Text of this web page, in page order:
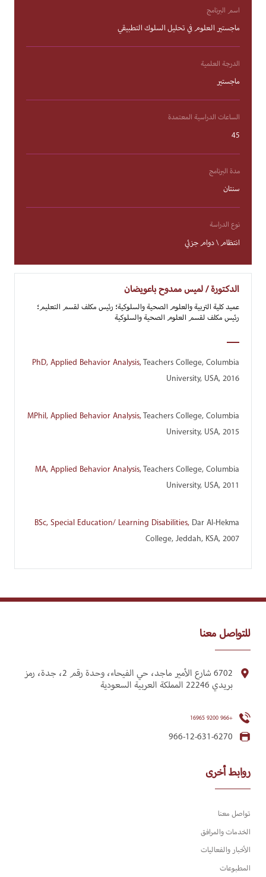
اسم البرنامج
ماجستير العلوم في تحليل السلوك التطبيقي
الدرجة العلمية
ماجستير
الساعات الدراسية المعتمدة
45
مدة البرنامج
سنتان
نوع الدراسة
انتظام \ دوام جزئي
الدكتورة / لميس ممدوح باعويضان
عميد كلية التربية والعلوم الصحية والسلوكية؛ رئيس مكلف لقسم التعليم؛
رئيس مكلف لقسم العلوم الصحية والسلوكية
PhD, Applied Behavior Analysis,Teachers College, Columbia
University, USA, 2016
MPhil, Applied Behavior Analysis,Teachers College, Columbia
University, USA, 2015
MA, Applied Behavior Analysis,Teachers College, Columbia
University, USA, 2011
BSc, Special Education/ Learning Disabilities,Dar Al-Hekma
College, Jeddah, KSA, 2007
للتواصل معنا
6702 شارع الأمير ماجد، حي الفيحاء، وحدة رقم 2، جدة، رمز
بريدي 22246 المملكة العربية السعودية
+966 9200 16965
966-12-631-6270
روابط أخرى
تواصل معنا
الخدمات والمرافق
الأخبار والفعاليات
المطبوعات